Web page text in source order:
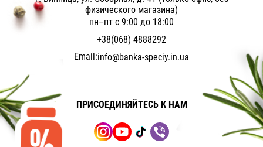
физического магазина)
пн–пт с 9:00 до 18:00
+38(068) 4888292
Email:info@banka-speciy.in.ua
ПРИСОЕДИНЯЙТЕСЬ К НАМ